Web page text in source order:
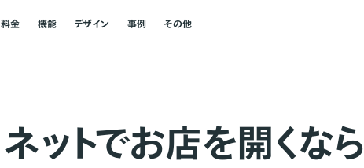
料金 機能 デザイン 事例 その他
ネッ トでお店を開くなら